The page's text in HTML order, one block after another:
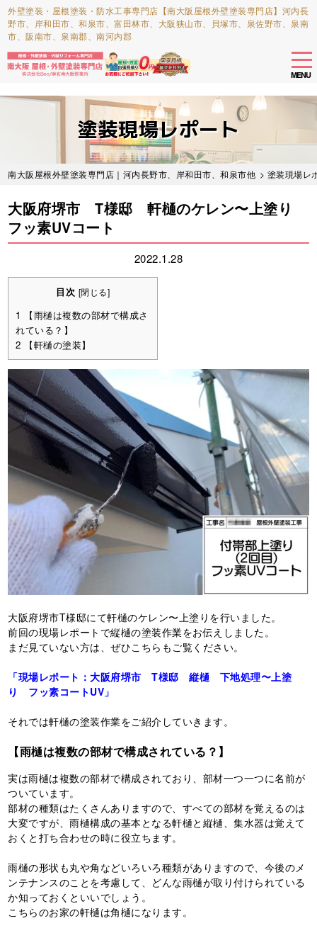
Skip
MENU
外壁塗装・屋根塗装・防水工事専門店【南大阪屋根外壁塗装専門店】河内長
野市、岸和田市、和泉市、富田林市、大阪狭山市、貝塚市、泉佐野市、泉南
市、阪南市、泉南郡、南河内郡
塗装現場レポート
南大阪屋根外壁塗装専門店｜河内長野市、岸和田市、和泉市他 > 塗装現場レ
大阪府堺市 T様邸 軒樋のケレン〜上塗り
フッ素UVコート
2022.1.28
目次 [閉じる]
1
【雨樋は複数の部材で構成さ
れている？】
2 【軒樋の塗装】
大阪府堺市T様邸にて軒樋のケレン〜上塗りを行いました。
前回の現場レポートで縦樋の塗装作業をお伝えしました。
まだ見ていない方は、ぜひこちらもご覧ください。
「現場レポート：大阪府堺市 T様邸 縦樋 下地処理〜上塗
り フッ素コートUV」
それでは軒樋の塗装作業をご紹介していきます。
【雨樋は複数の部材で構成されている？】
実は雨樋は複数の部材で構成されており、部材一つ一つに名前が
ついています。
部材の種類はたくさんありますので、すべての部材を覚えるのは
大変ですが、雨樋構成の基本となる軒樋と縦樋、集水器は覚えて
おくと打ち合わせの時に役立ちます。
雨樋の形状も丸や角などいろいろ種類がありますので、今後のメ
ンテナンスのことを考慮して、どんな雨樋が取り付けられている
か知っておくといいでしょう。
こちらのお家の軒樋は角樋になります。